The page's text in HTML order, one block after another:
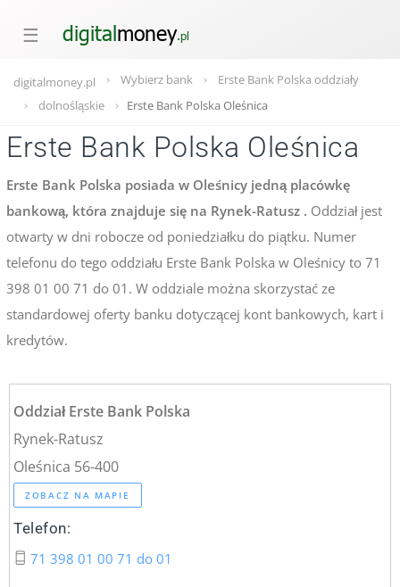
☰
digitalmoney.pl Wybierz bank
Erste Bank Polska oddziały
dolnośląskie
Erste Bank Polska Oleśnica
Erste Bank Polska Oleśnica
Erste Bank Polska posiada w Oleśnicy jedną placówkę
bankową, która znajduje się na Rynek-Ratusz . Oddział jest
otwarty w dni robocze od poniedziałku do piątku. Numer
telefonu do tego oddziału Erste Bank Polska w Oleśnicy to 71
398 01 00 71 do 01. W oddziale można skorzystać ze
standardowej oferty banku dotyczącej kont bankowych, kart i
kredytów.
Oddział Erste Bank Polska
Rynek-Ratusz
Oleśnica 56-400
ZOBACZ NA MAPIE
Telefon:
71 398 01 00 71 do 01